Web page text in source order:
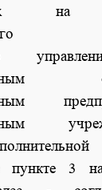
на
пункте 3